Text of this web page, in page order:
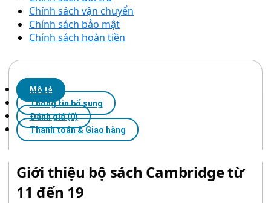
Chính sách vận chuyển
Chính sách bảo mật
Chính sách hoàn tiền
Mô tả
Thông tin bổ sung
Đánh giá (0)
Thanh toán & Giao hàng
Giới thiệu bộ sách Cambridge từ
11 đến 19